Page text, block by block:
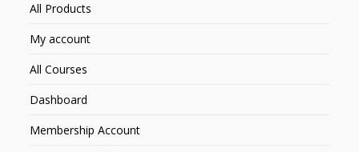
All Products
My account
All Courses
Dashboard
Membership Account